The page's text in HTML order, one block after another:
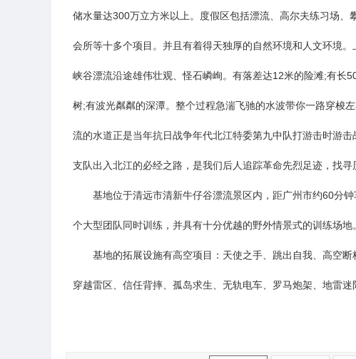
储水量达300万立方米以上。度假区包括漂流、高尔夫练习场
会所等十多个项目。并且有着得天独厚的自然环境和人文环境
峡谷漂流沿途雄伟壮观、怪石嶙峋。有落差达12米的险滩;有长
树;有波光粼粼的深潭。整个过程急湍飞驰的水波带你一路穿梭
流的水道正是当年抗日战争年代北江特委第九中队打游击时游
支队出入北江的必经之路，是我们后人追踪革命先烈足迹，找寻
基地位于清远市清新牛仔谷漂流景区内，距广州市约60分钟
个大型团队同时训练，并具有十分优越的野外情景式的训练场地。
基地的拓展设施有高空项目：天使之手、跳出自我、高空断
穿越雷区、信任背摔、孤岛求生、无轨电车、罗马炮架、地雷